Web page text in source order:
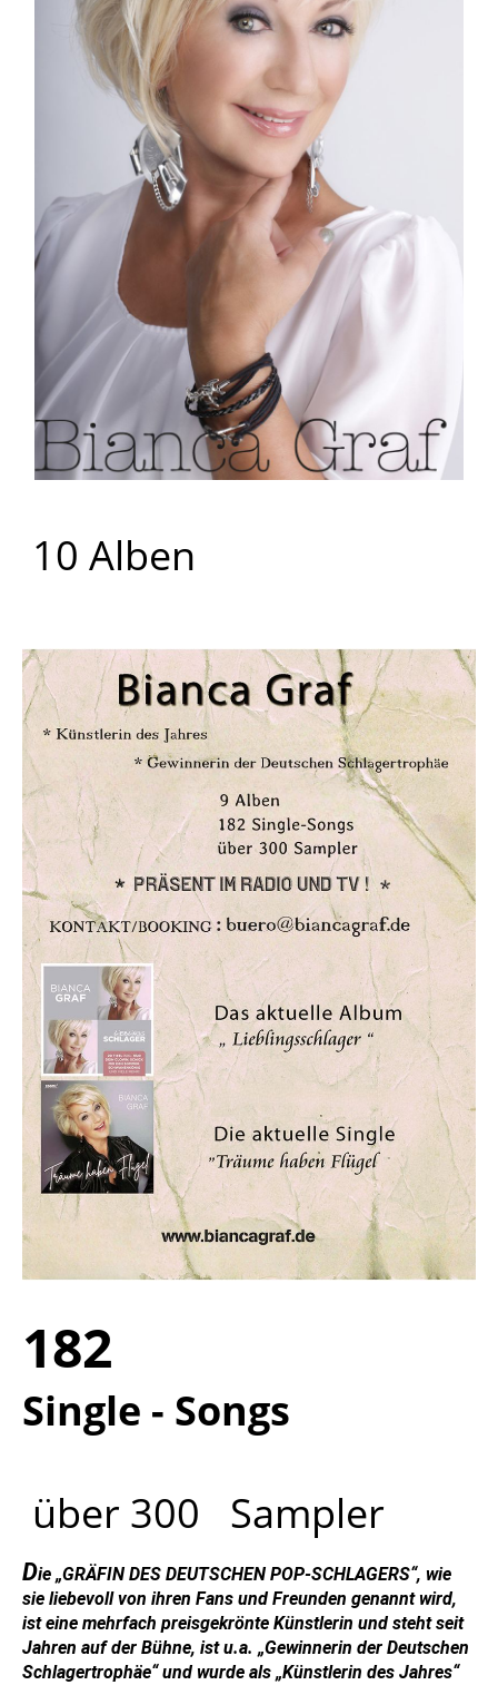
10 Alben
182
Single - Songs
über 300 Sampler
Die „GRÄFIN DES DEUTSCHEN POP-SCHLAGERS“, wie
sie liebevoll von ihren Fans und Freunden genannt wird,
ist eine mehrfach preisgekrönte Künstlerin und steht seit
Jahren auf der Bühne, ist u.a. „Gewinnerin der Deutschen
Schlagertrophäe“ und wurde als „Künstlerin des Jahres“